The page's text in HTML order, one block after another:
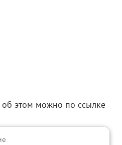
этом можно по ссылке